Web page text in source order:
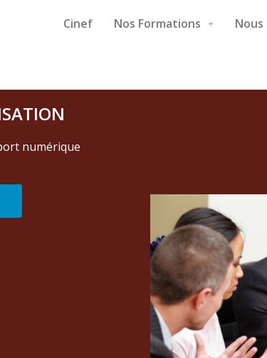
Cinef Nos Formations
numérique